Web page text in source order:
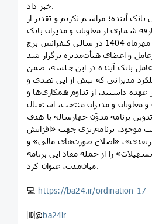
خبر داد.
آینده؛ مراسم تکریم و تقدیر از
شماری از معاونان و مدیران بانک
آینده، روز شنبه 26 مهرماه 1404 در سالن کنفرانس برج
بانک آینده در این جلسه، ضمن
مدیرانی که پیش از این تصدی و
عهده داشتند، از تداوم همکاری‌ها و
و معاونان و مدیران منتخب، استقبال
برنامه‌ مدوّن چهارساله با هدف
موجود، برنامه‌ریزی جهت «افزایش
«اصلاح صورت‌های مالی» و
را از جمله مفاد این برنامه
میان‌مدت، عنوان کرد.
💻 https://ba24.ir/ordination-17
🆔@ba24ir